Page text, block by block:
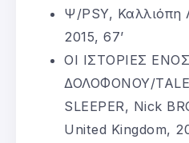
Ψ/PSY,
2015, 67’
ΟΙ ΙΣΤΟΡΙΕΣ
ΔΟΛΟΦΟΝΟΥ/
SLEEPER, Nick
United Kingdom,